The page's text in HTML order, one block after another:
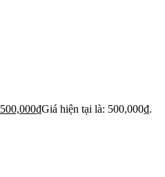
500,000₫Giá hiện tại là: 500,000₫.